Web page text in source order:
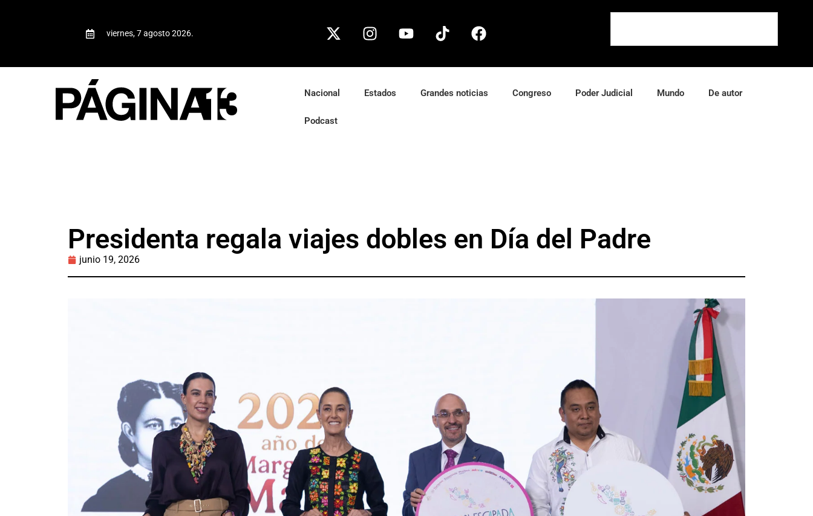
viernes, 7 agosto 2026.
Nacional Estados Grandes noticias Congreso Poder Judicial Mundo De autor
Podcast
Presidenta regala viajes dobles en Día del Padre
junio 19, 2026